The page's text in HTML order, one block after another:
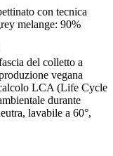
con tecnica
melange: 90%
del colletto a
vegana
LCA (Life Cycle
durante
lavabile a 60°,